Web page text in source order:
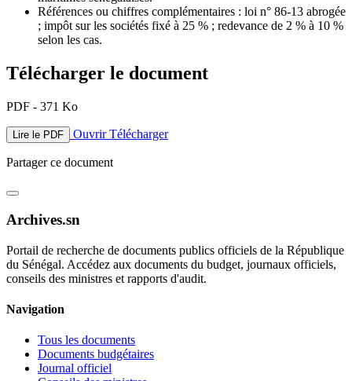
Références ou chiffres complémentaires : loi n° 86-13 abrogée
; impôt sur les sociétés fixé à 25 % ; redevance de 2 % à 10 %
selon les cas.
Télécharger le document
PDF - 371 Ko
Lire le PDF OuvrirTélécharger
Partager ce document
Archives.sn
Portail de recherche de documents publics officiels de la République
du Sénégal. Accédez aux documents du budget, journaux officiels,
conseils des ministres et rapports d'audit.
Navigation
Tous les documents
Documents budgétaires
Journal officiel